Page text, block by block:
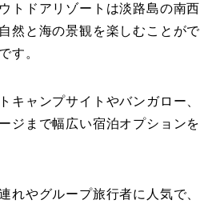
トドアリゾートは淡路島の南西
然と海の景観を楽しむことがで
す。
キャンプサイトやバンガロー、
ジまで幅広い宿泊オプションを
れやグループ旅行者に人気で、